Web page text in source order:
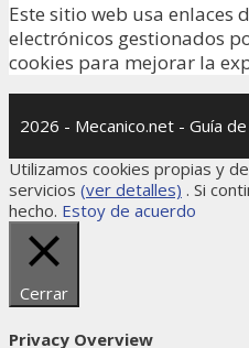
Este sitio web usa enlaces
electrónicos gestionados
cookies para mejorar la
2026 - Mecanico.net - Guía
Utilizamos cookies propias y
servicios (ver detalles) . Si
hecho. Estoy de acuerdo
Cerrar
Privacy Overview